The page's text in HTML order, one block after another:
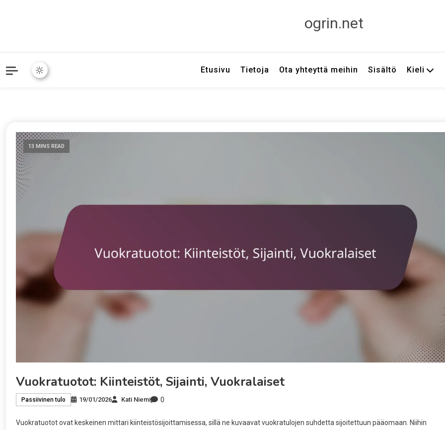
ogrin.net
Etusivu Tietoja Ota yhteyttä meihin Sisältö Kieli
13 MINS READ
Vuokratuotot: Kiinteistöt, Sijainti, Vuokralaiset
Passiivinen tulo 19/01/2026 Kati Niemi 0
Vuokratuotot ovat keskeinen mittari kiinteistösijoittamisessa, sillä ne kuvaavat vuokratulojen suhdetta sijoitettuun pääomaan. Niihin